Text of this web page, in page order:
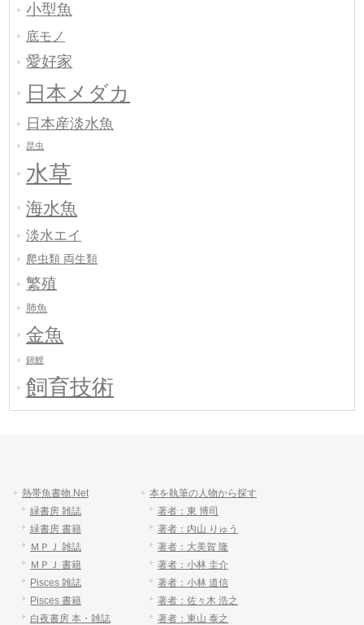
小型魚
底モノ
愛好家
日本メダカ
日本産淡水魚
昆虫
水草
海水魚
淡水エイ
爬虫類 両生類
繁殖
肺魚
金魚
錦鯉
飼育技術
熱帯魚書物.Net
緑書房 雑誌
緑書房 書籍
ＭＰＪ 雑誌
ＭＰＪ 書籍
Pisces 雑誌
Pisces 書籍
白夜書房 本・雑誌
本を執筆の人物から探す
著者：東 博司
著者：内山 りゅう
著者：大美賀 隆
著者：小林 圭介
著者：小林 道信
著者：佐々木 浩之
著者：東山 泰之